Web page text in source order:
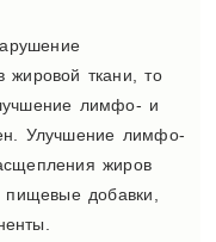
ткани, то
лимфо- и
Улучшение лимфо-
жиров
пищевые добавки,